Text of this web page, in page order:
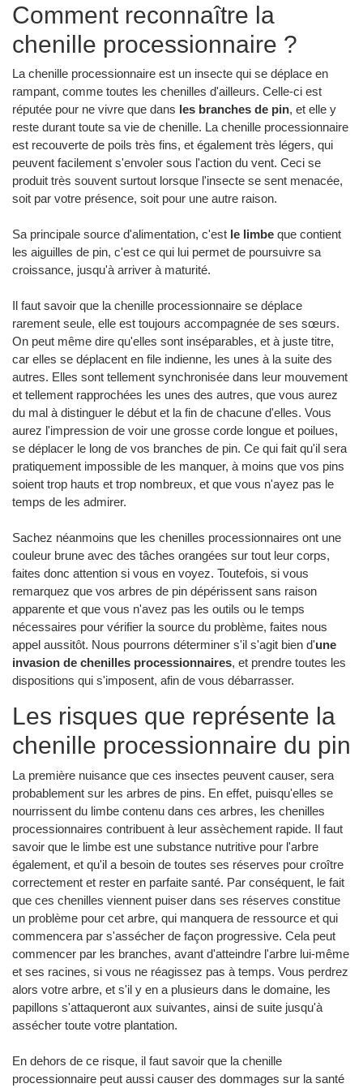
Comment reconnaître la
chenille processionnaire ?
La chenille processionnaire est un insecte qui se déplace en
rampant, comme toutes les chenilles d'ailleurs. Celle-ci est
réputée pour ne vivre que dans les branches de pin, et elle y
reste durant toute sa vie de chenille. La chenille processionnaire
est recouverte de poils très fins, et également très légers, qui
peuvent facilement s'envoler sous l'action du vent. Ceci se
produit très souvent surtout lorsque l'insecte se sent menacée,
soit par votre présence, soit pour une autre raison.
Sa principale source d'alimentation, c'est le limbe que contient
les aiguilles de pin, c'est ce qui lui permet de poursuivre sa
croissance, jusqu'à arriver à maturité.
Il faut savoir que la chenille processionnaire se déplace
rarement seule, elle est toujours accompagnée de ses sœurs.
On peut même dire qu'elles sont inséparables, et à juste titre,
car elles se déplacent en file indienne, les unes à la suite des
autres. Elles sont tellement synchronisée dans leur mouvement
et tellement rapprochées les unes des autres, que vous aurez
du mal à distinguer le début et la fin de chacune d'elles. Vous
aurez l'impression de voir une grosse corde longue et poilues,
se déplacer le long de vos branches de pin. Ce qui fait qu'il sera
pratiquement impossible de les manquer, à moins que vos pins
soient trop hauts et trop nombreux, et que vous n'ayez pas le
temps de les admirer.
Sachez néanmoins que les chenilles processionnaires ont une
couleur brune avec des tâches orangées sur tout leur corps,
faites donc attention si vous en voyez. Toutefois, si vous
remarquez que vos arbres de pin dépérissent sans raison
apparente et que vous n'avez pas les outils ou le temps
nécessaires pour vérifier la source du problème, faites nous
appel aussitôt. Nous pourrons déterminer s'il s'agit bien d'une
invasion de chenilles processionnaires, et prendre toutes les
dispositions qui s'imposent, afin de vous débarrasser.
Les risques que représente la
chenille processionnaire du pin
La première nuisance que ces insectes peuvent causer, sera
probablement sur les arbres de pins. En effet, puisqu'elles se
nourrissent du limbe contenu dans ces arbres, les chenilles
processionnaires contribuent à leur assèchement rapide. Il faut
savoir que le limbe est une substance nutritive pour l'arbre
également, et qu'il a besoin de toutes ses réserves pour croître
correctement et rester en parfaite santé. Par conséquent, le fait
que ces chenilles viennent puiser dans ses réserves constitue
un problème pour cet arbre, qui manquera de ressource et qui
commencera par s'assécher de façon progressive. Cela peut
commencer par les branches, avant d'atteindre l'arbre lui-même
et ses racines, si vous ne réagissez pas à temps. Vous perdrez
alors votre arbre, et s'il y en a plusieurs dans le domaine, les
papillons s'attaqueront aux suivantes, ainsi de suite jusqu'à
assécher toute votre plantation.
En dehors de ce risque, il faut savoir que la chenille
processionnaire peut aussi causer des dommages sur la santé